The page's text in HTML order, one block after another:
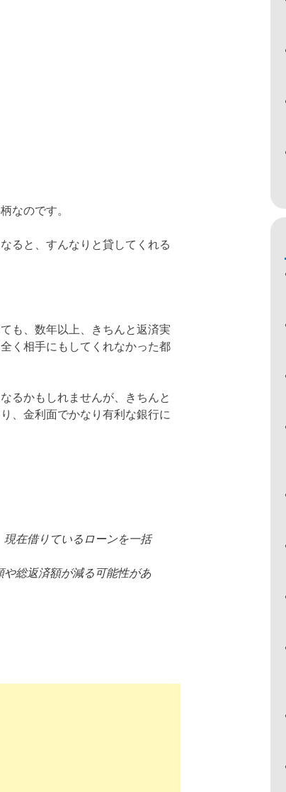
なのです。
ると、すんなりと貸してくれる
も、数年以上、きちんと返済実
く相手にもしてくれなかった都
るかもしれませんが、きちんと
、金利面でかなり有利な銀行に
在借りているローンを一括
総返済額が減る可能性があ